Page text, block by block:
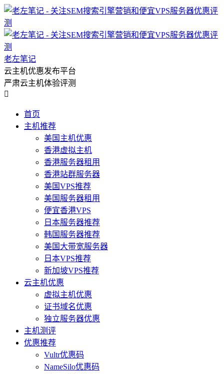
老左笔记
云主机优惠发布平台
严肃云主机体验评测

首页
主机推荐
美国主机优惠
香港虚拟主机
香港服务器租用
香港站群服务器
美国VPS推荐
美国服务器租用
便宜香港VPS
日本服务器推荐
韩国服务器推荐
美国大带宽服务器
日本VPS推荐
新加坡VPS推荐
云主机优惠
虚拟主机优惠
证书域名优惠
独立服务器优惠
主机测评
优惠推荐
Vultr优惠码
NameSilo优惠码